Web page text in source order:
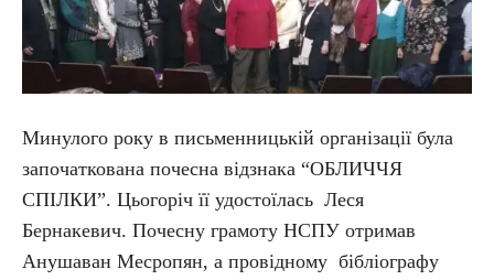
Минулого року в письменницькій організації була
започаткована почесна відзнака “ОБЛИЧЧЯ
СПІЛКИ”. Цьогоріч її удостоїлась Леся
Бернакевич. Почесну грамоту НСПУ отримав
Анушаван Месропян, а провідному бібліографу